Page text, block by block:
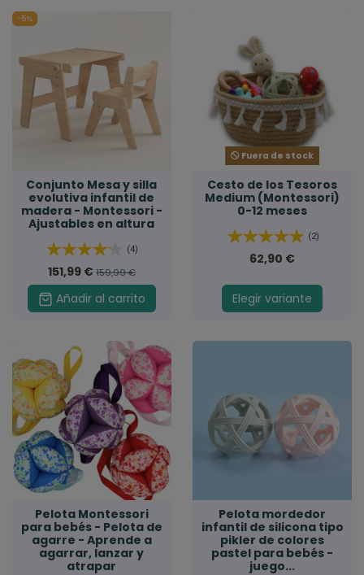
-5%
Conjunto Mesa y silla
evolutiva infantil de
madera - Montessori -
Ajustables en altura
(4)
151,99 € 159,99 €
Añadir al carrito
Fuera de stock
Cesto de los Tesoros
Medium (Montessori)
0-12 meses
(2)
62,90 €
Elegir variante
Pelota Montessori
para bebés - Pelota de
agarre - Aprende a
agarrar, lanzar y
atrapar
Pelota mordedor
infantil de silicona tipo
pikler de colores
pastel para bebés -
juego...